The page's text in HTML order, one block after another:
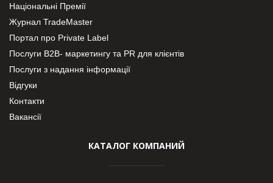
Національні Премії
Журнал TradeMaster
Портал про Private Label
Послуги В2В- маркетингу та PR для клієнтів
Послуги з надання інформації
Відгуки
Контакти
Вакансії
КАТАЛОГ КОМПАНИЙ